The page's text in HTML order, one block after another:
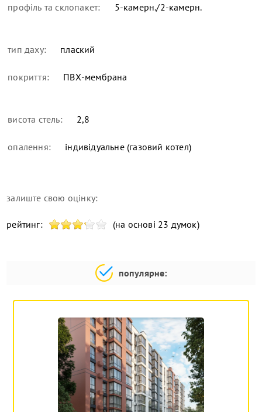
профіль та склопакет: 5-камерн./2-камерн.
тип даху: плаский
покриття: ПВХ-мембрана
висота стель: 2,8
опалення: індивідуальне (газовий котел)
залиште свою оцінку:
рейтинг: (на основі 23 думок)
популярне: